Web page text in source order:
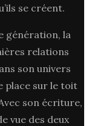
se créent.
génération, la
relations
son univers
place sur le toit
son écriture,
vue des deux